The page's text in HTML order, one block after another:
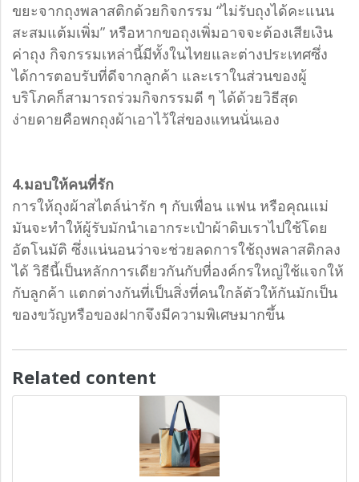
ขยะจากถุงพลาสติกด้วยกิจกรรม “ไม่รับถุงได้คะแนน
สะสมแต้มเพิ่ม” หรือหากขอถุงเพิ่มอาจจะต้องเสียเงิน
ค่าถุง กิจกรรมเหล่านี้มีทั้งในไทยและต่างประเทศซึ่ง
ได้การตอบรับที่ดีจากลูกค้า และเราในส่วนของผู้
บริโภคก็สามารถร่วมกิจกรรมดี ๆ ได้ด้วยวิธีสุด
ง่ายดายคือพกถุงผ้าเอาไว้ใส่ของแทนนั่นเอง
4.มอบให้คนที่รัก
การให้ถุงผ้าสไตล์น่ารัก ๆ กับเพื่อน แฟน หรือคุณแม่
มันจะทำให้ผู้รับมักนำเอากระเป๋าผ้าดิบเราไปใช้โดย
อัตโนมัติ ซึ่งแน่นอนว่าจะช่วยลดการใช้ถุงพลาสติกลง
ได้ วิธีนี้เป็นหลักการเดียวกันกับที่องค์กรใหญ่ใช้แจกให้
กับลูกค้า แตกต่างกันที่เป็นสิ่งที่คนใกล้ตัวให้กันมักเป็น
ของขวัญหรือของฝากจึงมีความพิเศษมากขึ้น
Related content